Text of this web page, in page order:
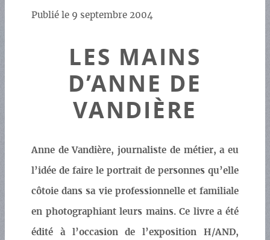
Publié le 9 septembre 2004
LES MAINS
D’ANNE DE
VANDIÈRE
Anne de Vandière, journaliste de métier, a eu
l’idée de faire le portrait de personnes qu’elle
côtoie dans sa vie professionnelle et familiale
en photographiant leurs mains. Ce livre a été
édité à l’occasion de l’exposition H/AND,